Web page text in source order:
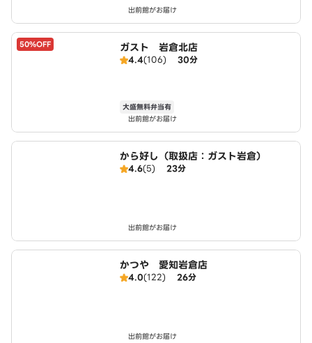
出前館がお届け
50%OFF ガスト 岩倉北店
4.4(106) 30分
大盛無料弁当有
出前館がお届け
から好し（取扱店：ガスト岩倉）
4.6(5) 23分
出前館がお届け
かつや 愛知岩倉店
4.0(122) 26分
出前館がお届け